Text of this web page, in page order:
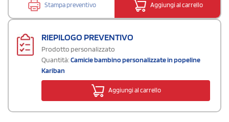
Stampa preventivo Aggiungi al carrello
RIEPILOGO PREVENTIVO
Prodotto personalizzato
Quantità:Camicie bambino personalizzate in popeline
Kariban
Aggiungi al carrello